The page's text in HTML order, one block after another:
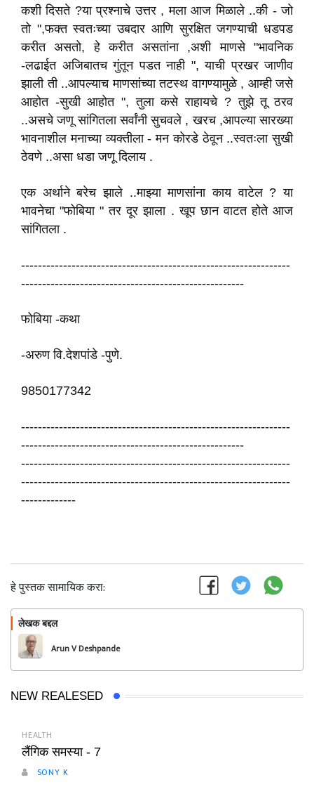
कशी दिसते ?या प्रश्नाचे उत्तर , मला आज मिळाले ..की - जो
तो ",फक्त स्वतःच्या उबदार आणि सुरक्षित जगण्याची धडपड
करीत असतो, हे करीत असतांना ,अशी माणसे "भावनिक
-लढाईत अजिबातच गुंतून पडत नाही ", याची प्रखर जाणीव
झाली ती ..आपल्याच माणसांच्या तटस्थ वागण्यामुळे , आम्ही जसे
आहोत -सुखी आहोत ", तुला कसे राहायचे ? तुझे तू ठरव
..असचे जणू सांगितला सर्वांनी सुचवले , खरच ,आपल्या सारख्या
भावनाशील मनाच्या व्यक्तीला - मन कोरडे ठेवून ..स्वतःला सुखी
ठेवणे ..असा धडा जणू दिलाय .
एक अर्थाने बरेच झाले ..माझ्या माणसांना काय वाटेल ? या
भावनेचा "फोबिया " तर दूर झाला . खूप छान वाटत होते आज
सांगितला .
----------------------------------------------------------------
-----------------------------------------------------
फोबिया -कथा
-अरुण वि.देशपांडे -पुणे.
9850177342
----------------------------------------------------------------
-----------------------------------------------------
----------------------------------------------------------------
----------------------------------------------------------------
-------------
हे पुस्तक सामायिक करा:
लेखक बद्दल
Arun V Deshpande
NEW REALESED
HEALTH
लैंगिक समस्या - 7
SONY K